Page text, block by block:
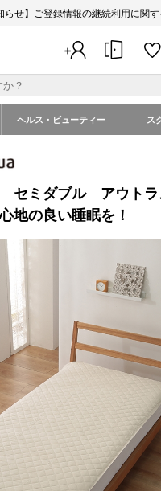
らせ】ご登録情報の継続利用に関
ヘルス・ビューティー ス
セミダブル アウトラ
地の良い睡眠を！